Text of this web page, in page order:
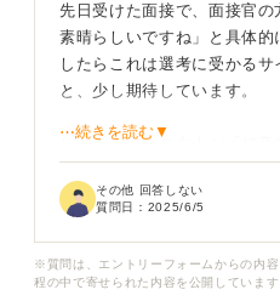
先日受けた面接で、面接官
素晴らしいですね」と具体
したらこれは選考に受かる
と、少し期待しています。
しかし、ほかの友人が「好
安にもなっています。
くのでしょうか？ また、褒
⋯続きを読む▼
その他 回答しない
質問日： 2025/6/5
※質問は、エントリーフォームからの内
程の中で寄せられた内容を公開していま